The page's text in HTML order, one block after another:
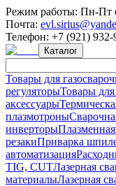
Режим работы: Пн-Пт
Почта:
Телефон: +7 (921) 932-
Каталог
Товары для
регуляторыТовары для
аксессуары
плазмотроны
инверторы
резакиПриварка
автоматизация
TIG, CUTЛазерная
материалыЛазерная